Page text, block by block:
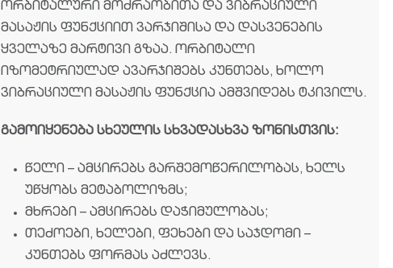
ორბიტალური მოძრაობითა და ვიბრაციული
მასაჟის ფუნქციით ვარჯიშისა და დასვენების
ყველაზე მარტივი გზაა. ორბიტალი
იზომეტრიულად ავარჯიშებს კუნთებს, ხოლო
ვიბრაციული მასაჟის ფუნქცია ამშვიდებს ტკივილს.
გამოიყენება სხეულის სხვადასხვა ზონისთვის:
წელი – ამცირებს გარშემოწერილობას, ხელს
უწყობს მეტაბოლიზმს;
მხრები – ამცირებს დაჭიმულობას;
თეძოები, ხელები, ფეხები და საჯდომი –
კუნთებს ფორმას აძლევს.